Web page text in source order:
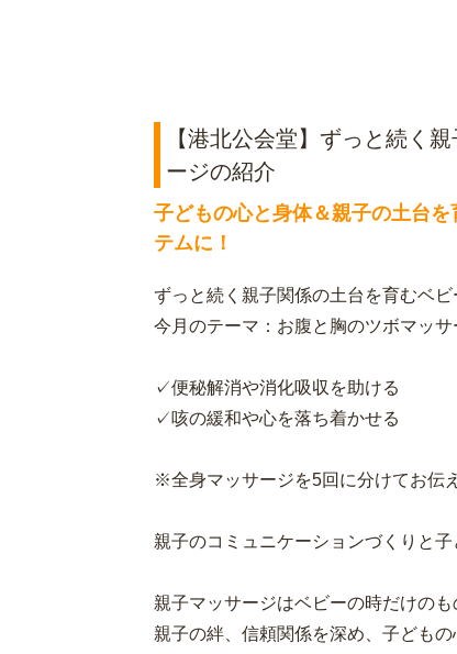
【港北公会堂】ずっと続く
ージの紹介
子どもの心と身体＆親子の土台
テムに！
ずっと続く親子関係の土台を育むベ
今月のテーマ：お腹と胸のツボマッサ
✓便秘解消や消化吸収を助ける
✓咳の緩和や心を落ち着かせる
※全身マッサージを5回に分けてお伝
親子のコミュニケーションづくりと
親子マッサージはベビーの時だけの
親子の絆、信頼関係を深め、子ども